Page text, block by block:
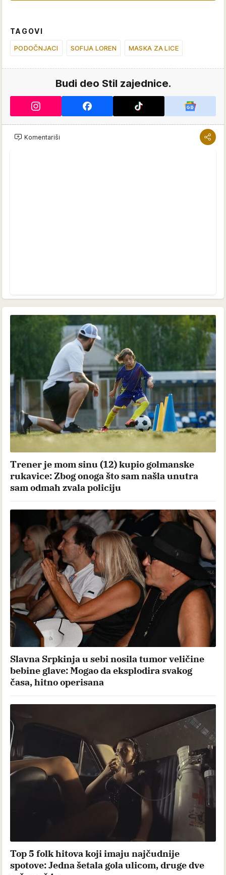
TAGOVI
PODOČNJACI SOFIJA LOREN MASKA ZA LICE
Budi deo Stil zajednice.
Komentariši
Trener je mom sinu (12) kupio golmanske
rukavice: Zbog onoga što sam našla unutra
sam odmah zvala policiju
Slavna Srpkinja u sebi nosila tumor veličine
bebine glave: Mogao da eksplodira svakog
časa, hitno operisana
Top 5 folk hitova koji imaju najčudnije
spotove: Jedna šetala gola ulicom, druge dve